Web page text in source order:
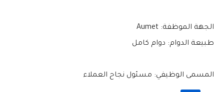
الجهة الموظفة: Aumet
طبيعة الدوام: دوام كامل
المسمى الوظيفي: مسئول نجاح العملاء